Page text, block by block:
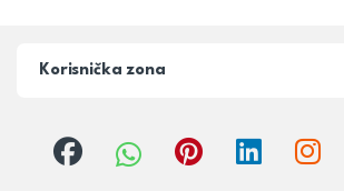
Korisnička zona